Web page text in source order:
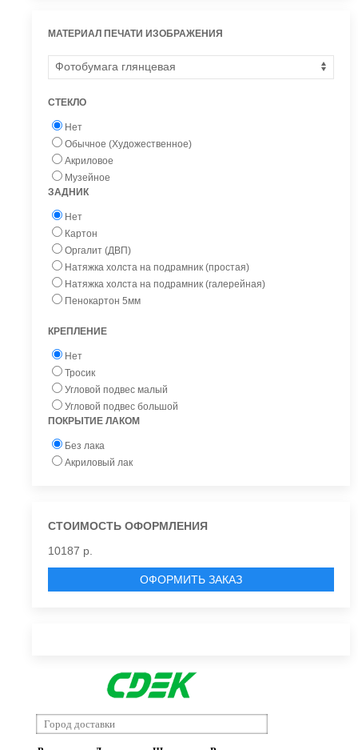
МАТЕРИАЛ ПЕЧАТИ ИЗОБРАЖЕНИЯ
СТЕКЛО
Нет
Обычное (Художественное)
Акриловое
Музейное
ЗАДНИК
Нет
Картон
Оргалит (ДВП)
Натяжка холста на подрамник (простая)
Натяжка холста на подрамник (галерейная)
Пенокартон 5мм
КРЕПЛЕНИЕ
Нет
Тросик
Угловой подвес малый
Угловой подвес большой
ПОКРЫТИЕ ЛАКОМ
Без лака
Акриловый лак
СТОИМОСТЬ ОФОРМЛЕНИЯ
10187 р.
ОФОРМИТЬ ЗАКАЗ